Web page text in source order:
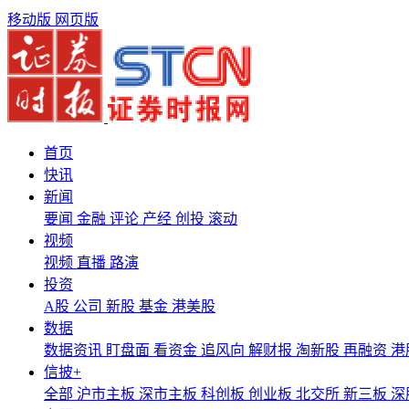
移动版 网页版
首页
快讯
新闻
要闻 金融 评论 产经 创投 滚动
视频
视频 直播 路演
投资
A股 公司 新股 基金 港美股
数据
数据资讯 盯盘面 看资金 追风向 解财报 淘新股 再融资 港
信披+
全部 沪市主板 深市主板 科创板 创业板 北交所 新三板 深